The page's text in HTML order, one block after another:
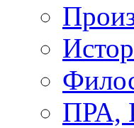
ПРА,